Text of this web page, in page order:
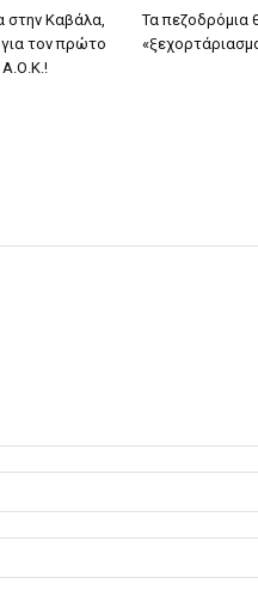
στην Καβάλα,
για τον πρώτο
Α.Ο.Κ.!
Τα πεζοδρόμια